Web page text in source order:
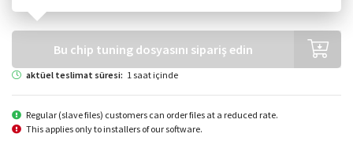
Bu chip tuning dosyasını sipariş edin
aktüel teslimat süresi: 1 saat içinde
Regular (slave files) customers can order files at a reduced rate.
This applies only to installers of our software.